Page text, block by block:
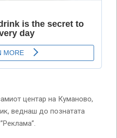
центар на Куманово,
веднаш до познатата